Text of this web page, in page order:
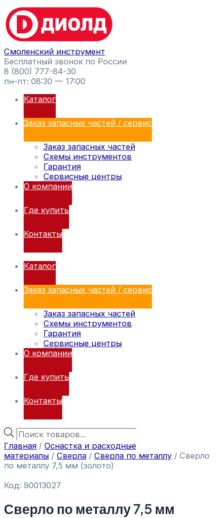
Перейти
к
содержимому
Смоленский инструмент
Бесплатный звонок по России
8 (800) 777-84-30
пн-пт: 08:30 — 17:00
Каталог
Заказ запасных частей / сервис
Заказ запасных частей
Схемы инструментов
Гарантия
Сервисные центры
О компании
Где купить
Контакты
Каталог
Заказ запасных частей / сервис
Заказ запасных частей
Схемы инструментов
Гарантия
Сервисные центры
О компании
Где купить
Контакты
Поиск
товаров
Главная / Оснастка и расходные
материалы / Сверла / Сверла по металлу / Сверло
по металлу 7,5 мм (золото)
Код: 90013027
Сверло по металлу 7,5 мм